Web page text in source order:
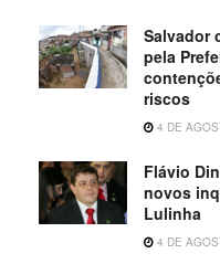
Salvador
pela
riscos
4 DE
Flávio
novos
Lulinha
4 DE